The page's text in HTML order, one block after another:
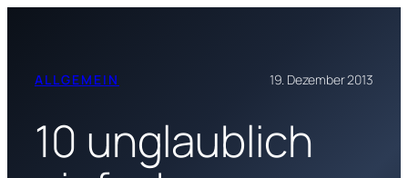
ALLGEMEIN 19. Dezember 2013
10 unglaublich